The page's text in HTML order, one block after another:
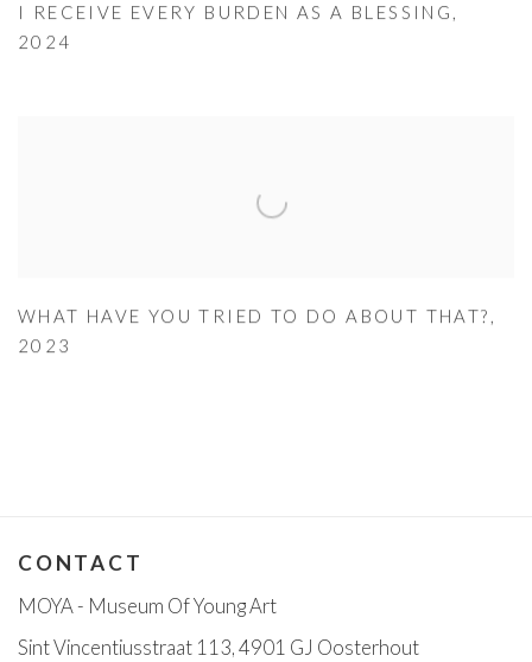
I RECEIVE EVERY BURDEN AS A BLESSING ,
2024
WHAT HAVE YOU TRIED TO DO ABOUT THAT?,
2023
CONTACT
MOYA - Museum Of Young Art
Sint Vincentiusstraat 113, 4901 GJ Oosterhout